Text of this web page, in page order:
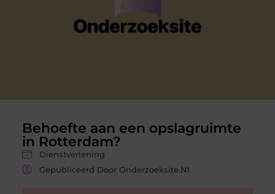
Behoefte aan een opslagruimte
in Rotterdam?
Dienstverlening
Gepubliceerd Door Onderzoeksite.nl